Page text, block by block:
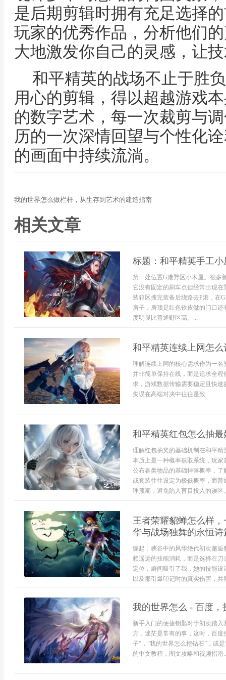
是后期剪辑时拥有充足选择
玩家的优秀作品，分析他们
大地激发你自己的灵感，让
和平精英的战场不止于胜
用心的剪辑，得以超越游戏
的数字艺术，每一次裁剪与
历的一次深情回望与个性化
的画面中持续流淌。
我的世界怎么做栏杆，从生存到艺术的建造指南
相关文章
标题：和平精英手工
第一处位置G港野区小木屋。很多
它没有固定的刷车点但经常出现
装箱区搜完装备后绕路去P港，在
房子，房顶是红色铁皮做的门口
度明显比普通野区高。...
和平精英连续上网怎
理解连续上网的核心需求作为一
并非简单保持在线，而是追求全
求，游戏数据传输需要稳定且快
失误在高端对决中往往是致...
和平精英红包怎么抽
理解红包抽奖的基础机制在和平
本质上是一种概率获取系统，玩
公布各类物品的基础掉落概率，
或套装往往设定为极低概率，而
理预期，避免陷入盲目投入的误区
王者荣耀貂蝉怎么样
华与战场独舞的永恒诗
缘起，峡谷中的风华绝代初次邂
赖遥远的技能消耗，而是选择在
定位，瞬间吸引了我，她的技能
以及那引爆印记时的真实伤害，共
我的世界怎么 - 百度
新手入门的便捷钥匙对于初次踏
方，迷茫是常有的事，这时，百
子”，“我的世界怎么挖钻石”，或
的中文教程，图文攻略和视频指南